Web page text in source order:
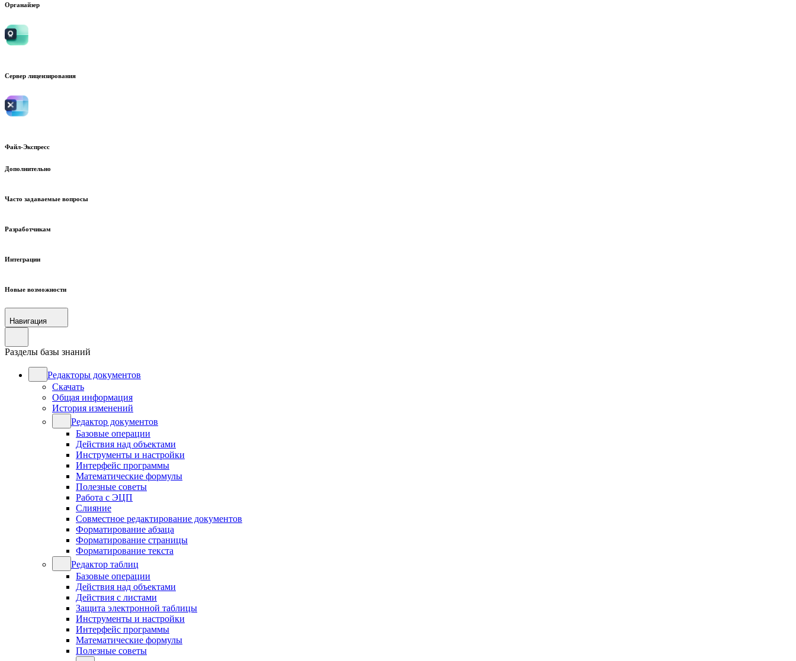
Органайзер
Сервер лицензирования
Файл-Экспресс
Дополнительно
Часто задаваемые вопросы
Разработчикам
Интеграции
Новые возможности
Навигация
Разделы базы знаний
Редакторы документов
Скачать
Общая информация
История изменений
Редактор документов
Базовые операции
Действия над объектами
Инструменты и настройки
Интерфейс программы
Математические формулы
Полезные советы
Работа с ЭЦП
Слияние
Совместное редактирование документов
Форматирование абзаца
Форматирование страницы
Форматирование текста
Редактор таблиц
Базовые операции
Действия над объектами
Действия с листами
Защита электронной таблицы
Инструменты и настройки
Интерфейс программы
Математические формулы
Полезные советы